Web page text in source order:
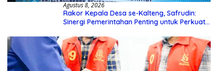
Agustus 8, 2026
Rakor Kepala Desa se-Kalteng, Safrudin:
Sinergi Pemerintahan Penting untuk Perkuat